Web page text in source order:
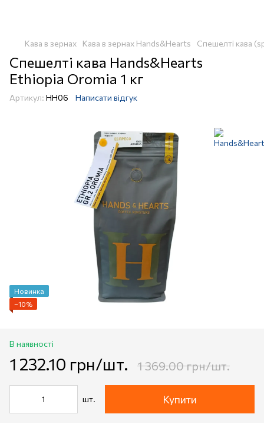
Кава в зернах Кава в зернах Hands&Hearts Спешелті кава
Спешелті кава Hands&Hearts
Ethiopia Oromia 1 кг
Артикул: HH06 Написати відгук
Новинка
−10%
В наявності
1 232.10 грн/шт. 1 369.00 грн/шт.
шт. Купити